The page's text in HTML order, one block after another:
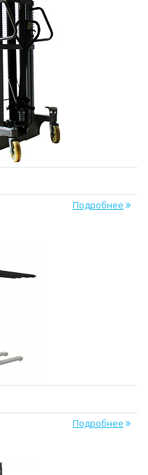
Подробнее
Подробнее